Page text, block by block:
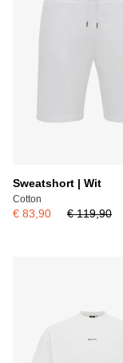
Sweatshort | Wit
Cotton
€ 83,90 € 119,90